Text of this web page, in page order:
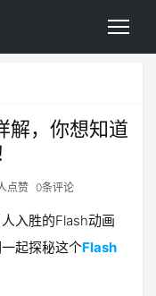
解，你想知道
点赞 0条评论
入胜的Flash动画
起探秘这个Flash